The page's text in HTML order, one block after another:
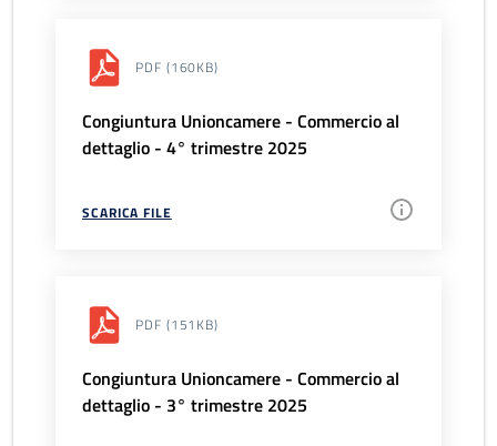
PDF (160KB)
Congiuntura Unioncamere - Commercio al
dettaglio - 4° trimestre 2025
SCARICA FILE
PDF (151KB)
Congiuntura Unioncamere - Commercio al
dettaglio - 3° trimestre 2025